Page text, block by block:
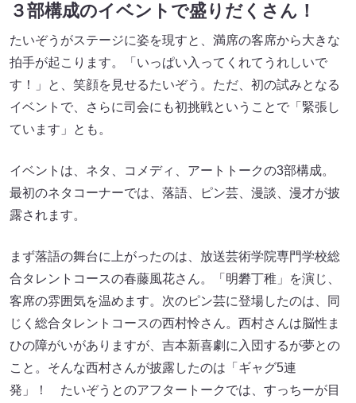
３部構成のイベントで盛りだくさん！
たいぞうがステージに姿を現すと、満席の客席から大きな
拍手が起こります。「いっぱい入ってくれてうれしいで
す！」と、笑顔を見せるたいぞう。ただ、初の試みとなる
イベントで、さらに司会にも初挑戦ということで「緊張し
ています」とも。
イベントは、ネタ、コメディ、アートトークの3部構成。
最初のネタコーナーでは、落語、ピン芸、漫談、漫才が披
露されます。
まず落語の舞台に上がったのは、放送芸術学院専門学校総
合タレントコースの春藤風花さん。「明礬丁稚」を演じ、
客席の雰囲気を温めます。次のピン芸に登場したのは、同
じく総合タレントコースの西村怜さん。西村さんは脳性ま
ひの障がいがありますが、吉本新喜劇に入団するが夢との
こと。そんな西村さんが披露したのは「ギャグ5連
発」！ たいぞうとのアフタートークでは、すっちーが目